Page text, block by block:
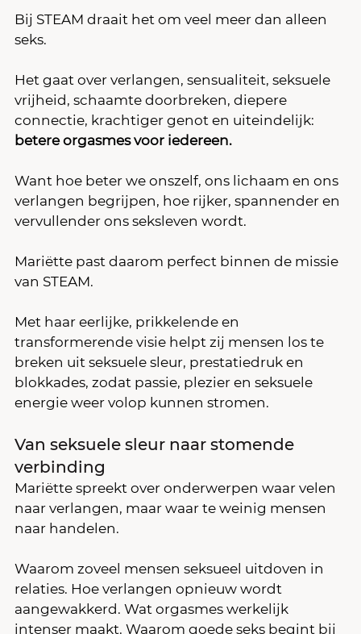
Bij STEAM draait het om veel meer dan alleen
seks.
Het gaat over verlangen, sensualiteit, seksuele
vrijheid, schaamte doorbreken, diepere
connectie, krachtiger genot en uiteindelijk:
betere orgasmes voor iedereen.
Want hoe beter we onszelf, ons lichaam en ons
verlangen begrijpen, hoe rijker, spannender en
vervullender ons seksleven wordt.
Mariëtte past daarom perfect binnen de missie
van STEAM.
Met haar eerlijke, prikkelende en
transformerende visie helpt zij mensen los te
breken uit seksuele sleur, prestatiedruk en
blokkades, zodat passie, plezier en seksuele
energie weer volop kunnen stromen.
Van seksuele sleur naar stomende
verbinding
Mariëtte spreekt over onderwerpen waar velen
naar verlangen, maar waar te weinig mensen
naar handelen.
Waarom zoveel mensen seksueel uitdoven in
relaties. Hoe verlangen opnieuw wordt
aangewakkerd. Wat orgasmes werkelijk
intenser maakt. Waarom goede seks begint bij